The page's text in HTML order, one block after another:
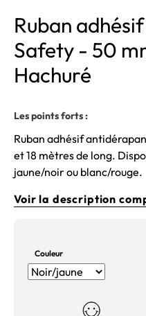
Ruban
Safety - 50
Hachuré
Les points forts :
Ruban adhésif
et 18 mètres de long.
jaune/noir ou blanc/rouge.
Voir la description
Couleur